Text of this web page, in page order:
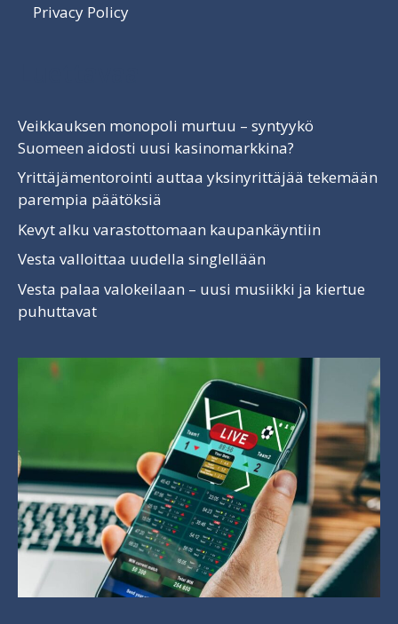
Privacy Policy
Veikkauksen monopoli murtuu – syntyykö
Suomeen aidosti uusi kasinomarkkina?
Yrittäjämentorointi auttaa yksinyrittäjää tekemään
parempia päätöksiä
Kevyt alku varastottomaan kaupankäyntiin
Vesta valloittaa uudella singlellään
Vesta palaa valokeilaan – uusi musiikki ja kiertue
puhuttavat